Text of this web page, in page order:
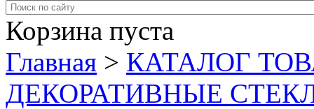
Корзина пуста
Главная > КАТАЛОГ
ДЕКОРАТИВНЫЕ